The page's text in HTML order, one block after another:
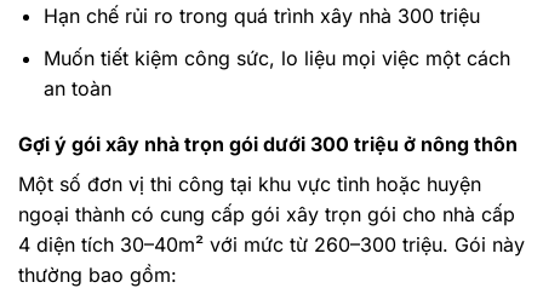
Hạn chế rủi ro trong quá trình xây nhà 300 triệu
Muốn tiết kiệm công sức, lo liệu mọi việc một cách
an toàn
Gợi ý gói xây nhà trọn gói dưới 300 triệu ở nông thôn
Một số đơn vị thi công tại khu vực tỉnh hoặc huyện
ngoại thành có cung cấp gói xây trọn gói cho nhà cấp
4 diện tích 30–40m² với mức từ 260–300 triệu. Gói này
thường bao gồm: